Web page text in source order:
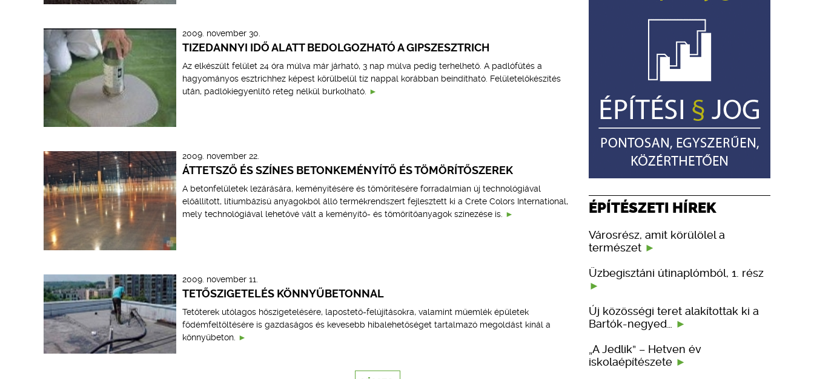
2009. november 30.
TIZEDANNYI IDŐ ALATT BEDOLGOZHATÓ A GIPSZESZTRICH
Az elkészült felület 24 óra múlva már járható, 3 nap múlva pedig terhelhető. A padlófűtés a
hagyományos esztrichhez képest körülbelül tíz nappal korábban beindítható. Felületelőkészítés
után, padlókiegyenlítő réteg nélkül burkolható.
2009. november 22.
ÁTTETSZŐ ÉS SZÍNES BETONKEMÉNYÍTŐ ÉS TÖMÖRÍTŐSZEREK
A betonfelületek lezárására, keményítésére és tömörítésére forradalmian új technológiával
előállított, lítiumbázisú anyagokból álló termékrendszert fejlesztett ki a Crete Colors International,
mely technológiával lehetővé vált a keményítő- és tömörítőanyagok színezése is.
2009. november 11.
TETŐSZIGETELÉS KÖNNYŰBETONNAL
Tetőterek utólagos hőszigetelésére, lapostető-felújításokra, valamint műemlék épületek
födémfeltöltésére is gazdaságos és kevesebb hibalehetőséget tartalmazó megoldást kínál a
könnyűbeton.
ÉPÍTÉSZETI HÍREK
Városrész, amit körülölel a
természet
Üzbegisztáni útinaplómból, 1. rész
Új közösségi teret alakítottak ki a
Bartók-negyed…
„A Jedlik” – Hetven év
iskolaépítészete